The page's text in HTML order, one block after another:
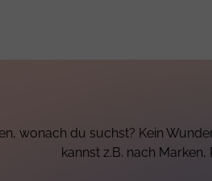
wonach du suchst? Kein
kannst z.B. nach